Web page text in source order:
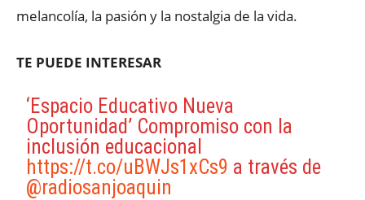
melancolía, la pasión y la nostalgia de la vida.
TE PUEDE INTERESAR
‘Espacio Educativo Nueva
Oportunidad’ Compromiso con la
inclusión educacional
https://t.co/uBWJs1xCs9 a través de
@radiosanjoaquin